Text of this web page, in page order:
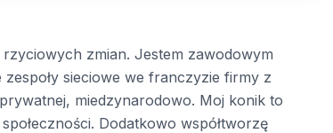
zmian. Jestem zawodowym
zespoły sieciowe we franczyzie firmy z
miedzynarodowo. Moj konik to
Dodatkowo współtworzę